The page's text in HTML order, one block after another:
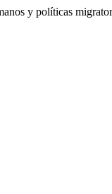
y políticas